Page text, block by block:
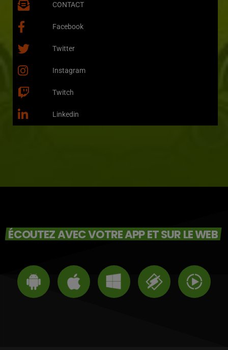
CONTACT
Facebook
Twitter
Instagram
Twitch
Linkedin
ÉCOUTEZ AVEC VOTRE APP ET SUR LE WEB